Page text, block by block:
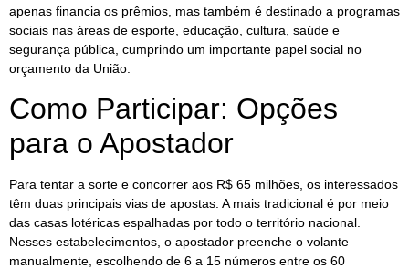
apenas financia os prêmios, mas também é destinado a programas
sociais nas áreas de esporte, educação, cultura, saúde e
segurança pública, cumprindo um importante papel social no
orçamento da União.
Como Participar: Opções
para o Apostador
Para tentar a sorte e concorrer aos R$ 65 milhões, os interessados
têm duas principais vias de apostas. A mais tradicional é por meio
das casas lotéricas espalhadas por todo o território nacional.
Nesses estabelecimentos, o apostador preenche o volante
manualmente, escolhendo de 6 a 15 números entre os 60